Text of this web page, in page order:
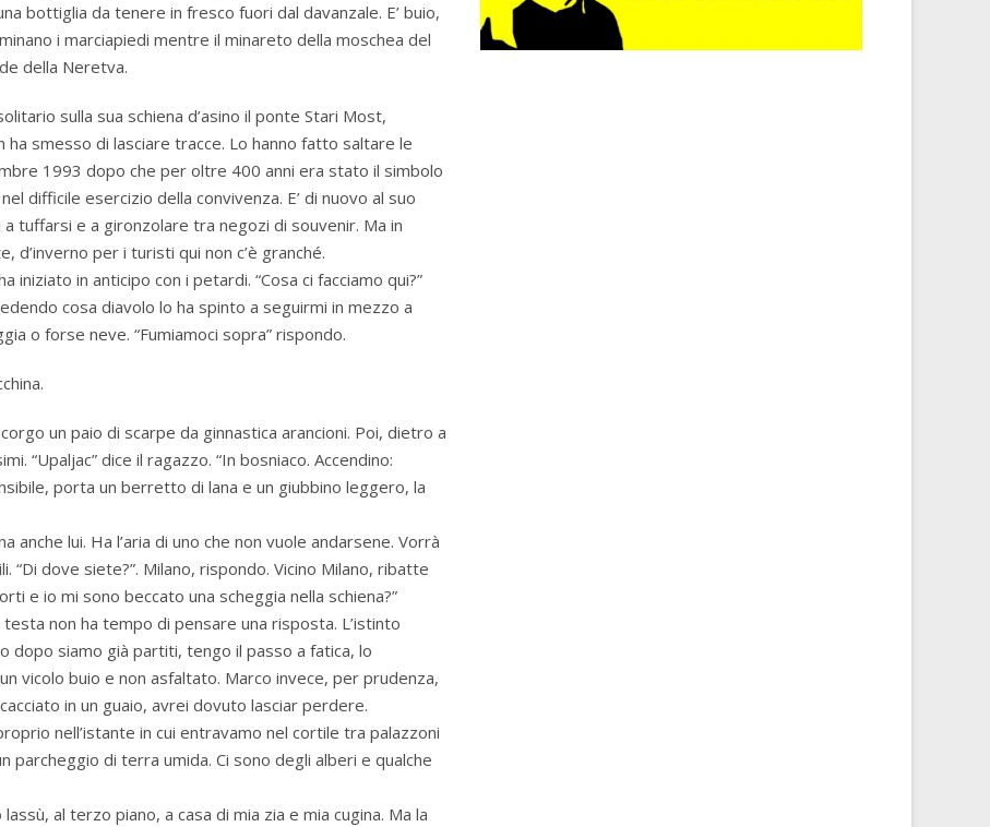
bottiglia da tenere in fresco fuori dal davanzale. E’ buio,
i marciapiedi mentre il minareto della moschea del
della Neretva.
sulla sua schiena d’asino il ponte Stari Most,
smesso di lasciare tracce. Lo hanno fatto saltare le
1993 dopo che per oltre 400 anni era stato il simbolo
difficile esercizio della convivenza. E’ di nuovo al suo
tuffarsi e a gironzolare tra negozi di souvenir. Ma in
per i turisti qui non c’è granché.
iniziato in anticipo con i petardi. “Cosa ci facciamo qui?”
cosa diavolo lo ha spinto a seguirmi in mezzo a
o forse neve. “Fumiamoci sopra” rispondo.
un paio di scarpe da ginnastica arancioni. Poi, dietro a
“Upaljac” dice il ragazzo. “In bosniaco. Accendino:
porta un berretto di lana e un giubbino leggero, la
anche lui. Ha l’aria di uno che non vuole andarsene. Vorrà
dove siete?”. Milano, rispondo. Vicino Milano, ribatte
e io mi sono beccato una scheggia nella schiena?”
non ha tempo di pensare una risposta. L’istinto
dopo siamo già partiti, tengo il passo a fatica, lo
vicolo buio e non asfaltato. Marco invece, per prudenza,
in un guaio, avrei dovuto lasciar perdere.
nell’istante in cui entravamo nel cortile tra palazzoni
parcheggio di terra umida. Ci sono degli alberi e qualche
al terzo piano, a casa di mia zia e mia cugina. Ma la